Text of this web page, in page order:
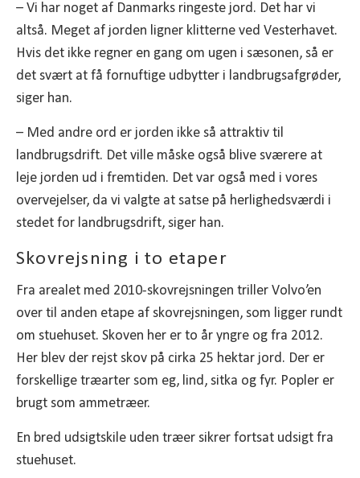
– Vi har noget af Danmarks ringeste jord. Det har vi
altså. Meget af jorden ligner klitterne ved Vesterhavet.
Hvis det ikke regner en gang om ugen i sæsonen, så er
det svært at få fornuftige udbytter i landbrugsafgrøder,
siger han.
– Med andre ord er jorden ikke så attraktiv til
landbrugsdrift. Det ville måske også blive sværere at
leje jorden ud i fremtiden. Det var også med i vores
overvejelser, da vi valgte at satse på herlighedsværdi i
stedet for landbrugsdrift, siger han.
Skovrejsning i to etaper
Fra arealet med 2010-skovrejsningen triller Volvo’en
over til anden etape af skovrejsningen, som ligger rundt
om stuehuset. Skoven her er to år yngre og fra 2012.
Her blev der rejst skov på cirka 25 hektar jord. Der er
forskellige træarter som eg, lind, sitka og fyr. Popler er
brugt som ammetræer.
En bred udsigtskile uden træer sikrer fortsat udsigt fra
stuehuset.